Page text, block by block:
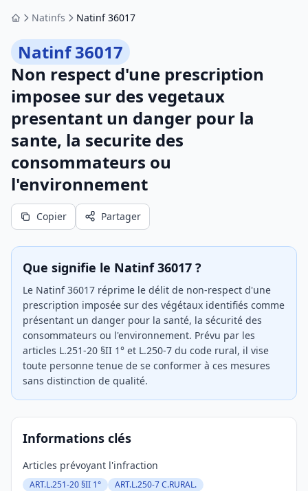
AccueilNatinfs Natinf 36017
Natinf 36017
Non respect d'une prescription
imposee sur des vegetaux
presentant un danger pour la
sante, la securite des
consommateurs ou
l'environnement
Copier Partager
Que signifie le Natinf 36017 ?
Le Natinf 36017 réprime le délit de non-respect d'une
prescription imposée sur des végétaux identifiés comme
présentant un danger pour la santé, la sécurité des
consommateurs ou l'environnement. Prévu par les
articles L.251-20 §II 1° et L.250-7 du code rural, il vise
toute personne tenue de se conformer à ces mesures
sans distinction de qualité.
Informations clés
Articles prévoyant l'infraction
ART.L.251-20 §II 1° ART.L.250-7 C.RURAL.